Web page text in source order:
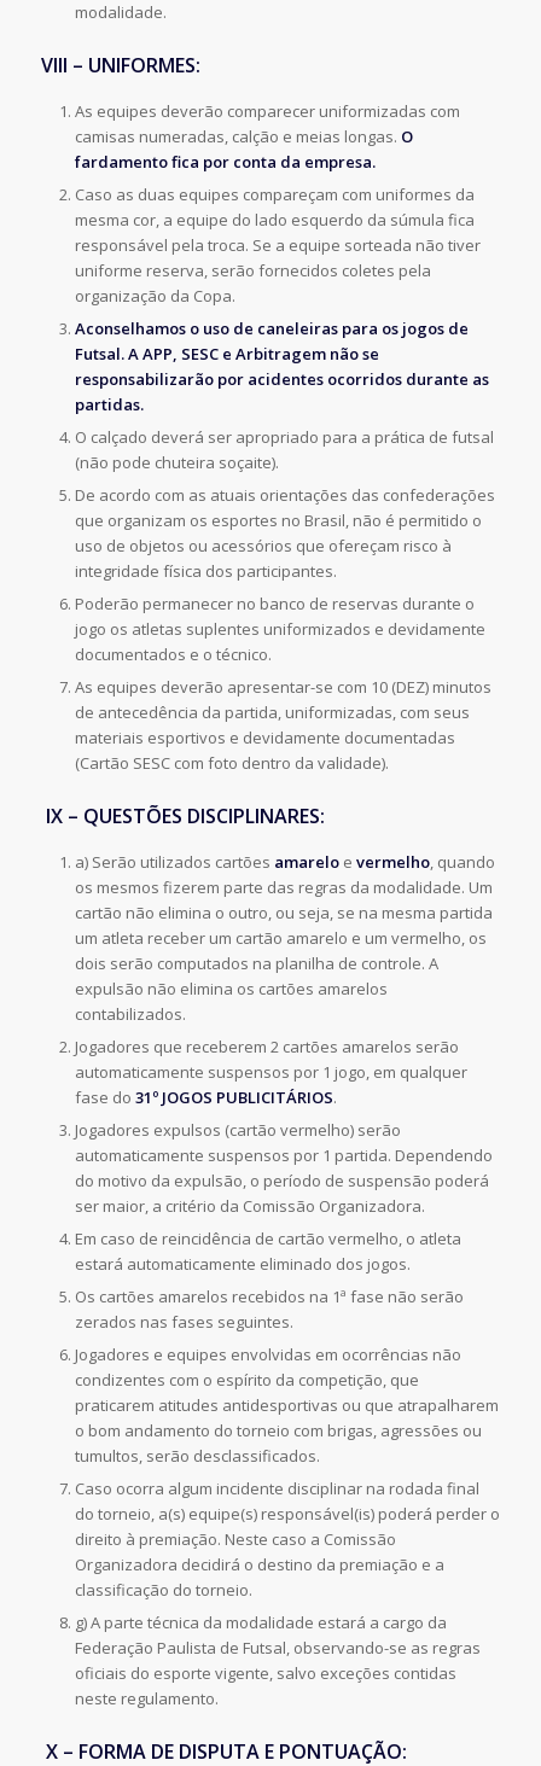
modalidade.
VIII – UNIFORMES:
As equipes deverão comparecer uniformizadas com
camisas numeradas, calção e meias longas. O
fardamento fica por conta da empresa.
Caso as duas equipes compareçam com uniformes da
mesma cor, a equipe do lado esquerdo da súmula fica
responsável pela troca. Se a equipe sorteada não tiver
uniforme reserva, serão fornecidos coletes pela
organização da Copa.
Aconselhamos o uso de caneleiras para os jogos de
Futsal. A APP, SESC e Arbitragem não se
responsabilizarão por acidentes ocorridos durante as
partidas.
O calçado deverá ser apropriado para a prática de futsal
(não pode chuteira soçaite).
De acordo com as atuais orientações das confederações
que organizam os esportes no Brasil, não é permitido o
uso de objetos ou acessórios que ofereçam risco à
integridade física dos participantes.
Poderão permanecer no banco de reservas durante o
jogo os atletas suplentes uniformizados e devidamente
documentados e o técnico.
As equipes deverão apresentar-se com 10 (DEZ) minutos
de antecedência da partida, uniformizadas, com seus
materiais esportivos e devidamente documentadas
(Cartão SESC com foto dentro da validade).
IX – QUESTÕES DISCIPLINARES:
a) Serão utilizados cartões amareloe vermelho, quando
os mesmos fizerem parte das regras da modalidade. Um
cartão não elimina o outro, ou seja, se na mesma partida
um atleta receber um cartão amarelo e um vermelho, os
dois serão computados na planilha de controle. A
expulsão não elimina os cartões amarelos
contabilizados.
Jogadores que receberem 2 cartões amarelos serão
automaticamente suspensos por 1 jogo, em qualquer
fase do 31º JOGOS PUBLICITÁRIOS.
Jogadores expulsos (cartão vermelho) serão
automaticamente suspensos por 1 partida. Dependendo
do motivo da expulsão, o período de suspensão poderá
ser maior, a critério da Comissão Organizadora.
Em caso de reincidência de cartão vermelho, o atleta
estará automaticamente eliminado dos jogos.
Os cartões amarelos recebidos na 1ª fase não serão
zerados nas fases seguintes.
Jogadores e equipes envolvidas em ocorrências não
condizentes com o espírito da competição, que
praticarem atitudes antidesportivas ou que atrapalharem
o bom andamento do torneio com brigas, agressões ou
tumultos, serão desclassificados.
Caso ocorra algum incidente disciplinar na rodada final
do torneio, a(s) equipe(s) responsável(is) poderá perder o
direito à premiação. Neste caso a Comissão
Organizadora decidirá o destino da premiação e a
classificação do torneio.
g) A parte técnica da modalidade estará a cargo da
Federação Paulista de Futsal, observando-se as regras
oficiais do esporte vigente, salvo exceções contidas
neste regulamento.
X – FORMA DE DISPUTA E PONTUAÇÃO: